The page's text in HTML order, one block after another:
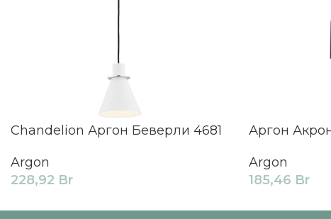
Chandelion Аргон Беверли 4681
Argon
228,92 Br
Аргон
Argon
185,46 Br